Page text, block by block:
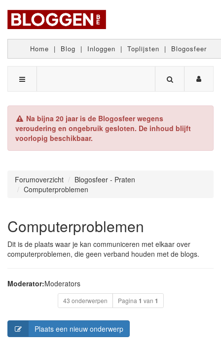
Home | Blog | Inloggen | Toplijsten | Blogosfeer
Na bijna 20 jaar is de Blogosfeer wegens
veroudering en ongebruik gesloten. De inhoud blijft
voorlopig beschikbaar.
Forumoverzicht
Blogosfeer - Praten
Computerproblemen
Computerproblemen
Dit is de plaats waar je kan communiceren met elkaar over
computerproblemen, die geen verband houden met de blogs.
Moderator:Moderators
43 onderwerpen Pagina 1 van 1
Plaats een nieuw onderwerp